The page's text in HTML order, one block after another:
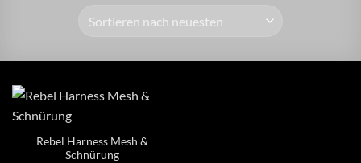
Rebel Harness Mesh &
Schnürung